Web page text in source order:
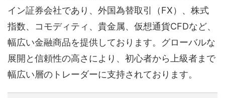
イン証券会社であり、外国為替取引（FX）、株式
指数、コモディティ、貴金属、仮想通貨CFDなど、
幅広い金融商品を提供しております。グローバルな
展開と信頼性の高さにより、初心者から上級者まで
幅広い層のトレーダーに支持されております。